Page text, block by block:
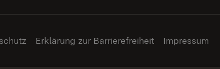
Erklärung zur Barrierefreiheit Impressum